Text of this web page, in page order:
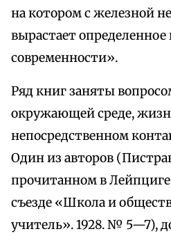
на котором с железной
вырастает
современности».
Ряд книг заняты
окружающей среде,
непосредственном
Один из авторов
прочитанном в
съезде «Школа и
учитель». 1928. № 5—7),